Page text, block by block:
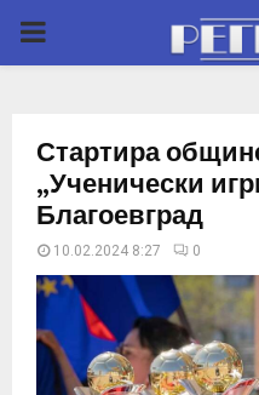
P
M
A
Стартира
„Ученически
Благоевград
10.02.2024 8:27 0